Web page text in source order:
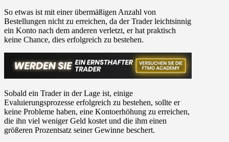
So etwas ist mit einer übermäßigen Anzahl von
Bestellungen nicht zu erreichen, da der Trader leichtsinnig
ein Konto nach dem anderen verletzt, er hat praktisch
keine Chance, dies erfolgreich zu bestehen.
Sobald ein Trader in der Lage ist, einige
Evaluierungsprozesse erfolgreich zu bestehen, sollte er
keine Probleme haben, eine Kontoerhöhung zu erreichen,
die ihn viel weniger Geld kostet und die ihm einen
größeren Prozentsatz seiner Gewinne beschert.